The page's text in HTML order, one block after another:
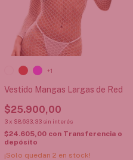
Vestido Mangas Largas de Red
$25.900,00
3 x $8.633,33 sin interés
$24.605,00 con Transferencia o
depósito
¡Solo quedan 2 en stock!
+1